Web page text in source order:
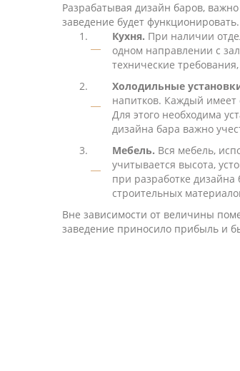
Разрабатывая дизайн баров,
заведение будет функционировать.
Кухня. При наличии
одном направлении с
технические
Холодильные
напитков. Каждый имеет
Для этого необходима
дизайна бара важно
Мебель. Вся мебель,
учитывается высота,
при разработке дизайна
строительных
Вне зависимости от величины
заведение приносило прибыль и